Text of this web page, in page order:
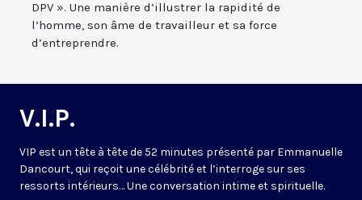
DPV ». Une manière d’illustrer la rapidité de
l’homme, son âme de travailleur et sa force
d’entreprendre.
V.I.P.
VIP est un tête à tête de 52 minutes présenté par Emmanuelle
Dancourt, qui reçoit une célébrité et l’interroge sur ses
ressorts intérieurs… Une conversation intime et spirituelle.